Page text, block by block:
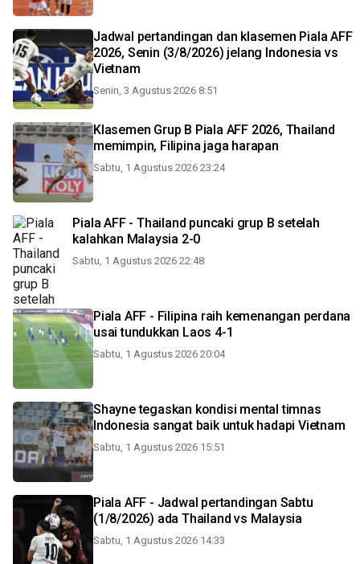
Jadwal pertandingan dan klasemen Piala AFF
2026, Senin (3/8/2026) jelang Indonesia vs
Vietnam
Senin, 3 Agustus 2026 8:51
Klasemen Grup B Piala AFF 2026, Thailand
memimpin, Filipina jaga harapan
Sabtu, 1 Agustus 2026 23:24
Piala AFF - Thailand puncaki grup B setelah
kalahkan Malaysia 2-0
Sabtu, 1 Agustus 2026 22:48
Piala AFF - Filipina raih kemenangan perdana
usai tundukkan Laos 4-1
Sabtu, 1 Agustus 2026 20:04
Shayne tegaskan kondisi mental timnas
Indonesia sangat baik untuk hadapi Vietnam
Sabtu, 1 Agustus 2026 15:51
Piala AFF - Jadwal pertandingan Sabtu
(1/8/2026) ada Thailand vs Malaysia
Sabtu, 1 Agustus 2026 14:33